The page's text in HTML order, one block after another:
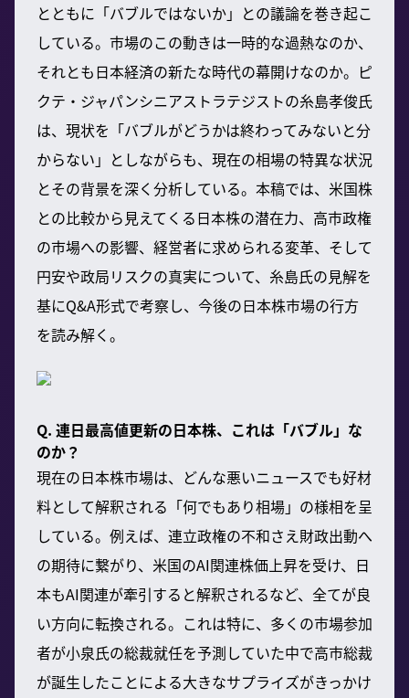
とともに「バブルではないか」との議論を巻き起こ
している。市場のこの動きは一時的な過熱なのか、
それとも日本経済の新たな時代の幕開けなのか。ピ
クテ・ジャパンシニアストラテジストの糸島孝俊氏
は、現状を「バブルがどうかは終わってみないと分
からない」としながらも、現在の相場の特異な状況
とその背景を深く分析している。本稿では、米国株
との比較から見えてくる日本株の潜在力、高市政権
の市場への影響、経営者に求められる変革、そして
円安や政局リスクの真実について、糸島氏の見解を
基にQ&A形式で考察し、今後の日本株市場の行方
を読み解く。
Q. 連日最高値更新の日本株、これは「バブル」な
のか？
現在の日本株市場は、どんな悪いニュースでも好材
料として解釈される「何でもあり相場」の様相を呈
している。例えば、連立政権の不和さえ財政出動へ
の期待に繋がり、米国のAI関連株価上昇を受け、日
本もAI関連が牽引すると解釈されるなど、全てが良
い方向に転換される。これは特に、多くの市場参加
者が小泉氏の総裁就任を予測していた中で高市総裁
が誕生したことによる大きなサプライズがきっかけ